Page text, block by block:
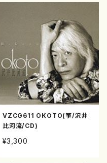
VZCG611 OKOTO(箏/沢井
比河流/CD)
¥3,300